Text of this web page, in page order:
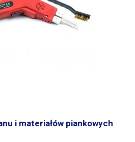
i materiałów piankowych